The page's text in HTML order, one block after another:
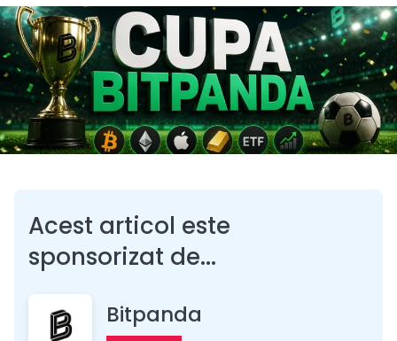
Acest articol este
sponsorizat de...
Bitpanda